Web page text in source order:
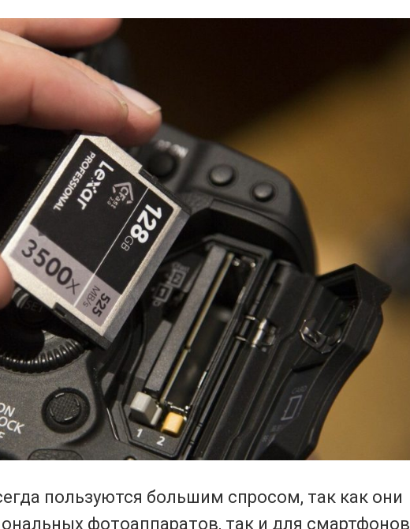
пользуются большим спросом, так как они
фотоаппаратов, так и для смартфонов